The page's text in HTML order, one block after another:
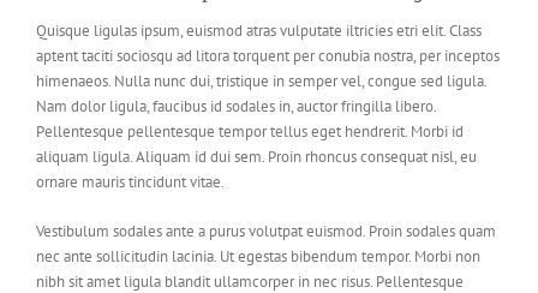
Quisque ligulas ipsum, euismod atras vulputate iltricies etri elit. Class
aptent taciti sociosqu ad litora torquent per conubia nostra, per inceptos
himenaeos. Nulla nunc dui, tristique in semper vel, congue sed ligula.
Nam dolor ligula, faucibus id sodales in, auctor fringilla libero.
Pellentesque pellentesque tempor tellus eget hendrerit. Morbi id
aliquam ligula. Aliquam id dui sem. Proin rhoncus consequat nisl, eu
ornare mauris tincidunt vitae.
Vestibulum sodales ante a purus volutpat euismod. Proin sodales quam
nec ante sollicitudin lacinia. Ut egestas bibendum tempor. Morbi non
nibh sit amet ligula blandit ullamcorper in nec risus. Pellentesque